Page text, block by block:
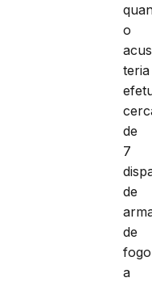
o
teria
de
7
de
de
fogo
a